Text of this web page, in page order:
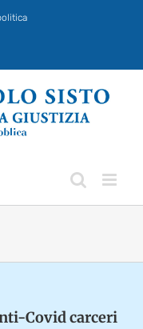
Covid carceri